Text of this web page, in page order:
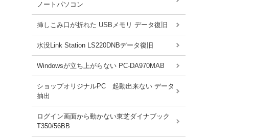
ノートパソコン
挿しこみ口が折れた USBメモリ データ復旧
水没Link Station LS220DNBデータ復旧
Windowsが立ち上がらない PC-DA970MAB
ショップオリジナルPC 起動出来ない データ
抽出
ログイン画面から動かない東芝ダイナブック
T350/56BB